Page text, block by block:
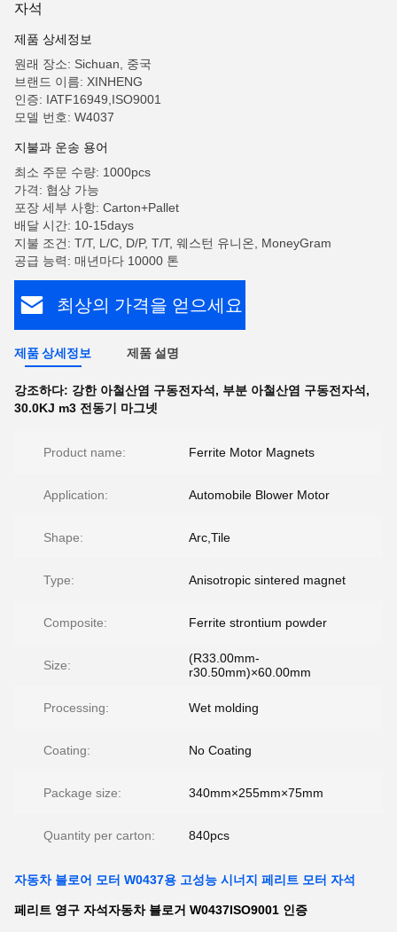
자석
제품 상세정보
원래 장소: Sichuan, 중국
브랜드 이름: XINHENG
인증: IATF16949,ISO9001
모델 번호: W4037
지불과 운송 용어
최소 주문 수량: 1000pcs
가격: 협상 가능
포장 세부 사항: Carton+Pallet
배달 시간: 10-15days
지불 조건: T/T, L/C, D/P, T/T, 웨스턴 유니온, MoneyGram
공급 능력: 매년마다 10000 톤
최상의 가격을 얻으세요
제품 상세정보 제품 설명
강조하다: 강한 아철산염 구동전자석 , 부분 아철산염 구동전자석 ,
30.0KJ m3 전동기 마그넷
Product name: Ferrite Motor Magnets
Application: Automobile Blower Motor
Shape: Arc,Tile
Type: Anisotropic sintered magnet
Composite: Ferrite strontium powder
Size:
(R33.00mm-
r30.50mm)×60.00mm
Processing: Wet molding
Coating: No Coating
Package size: 340mm×255mm×75mm
Quantity per carton: 840pcs
자동차 블로어 모터 W0437용 고성능 시너지 페리트 모터 자석
페리트 영구 자석자동차 블로거 W0437ISO9001 인증